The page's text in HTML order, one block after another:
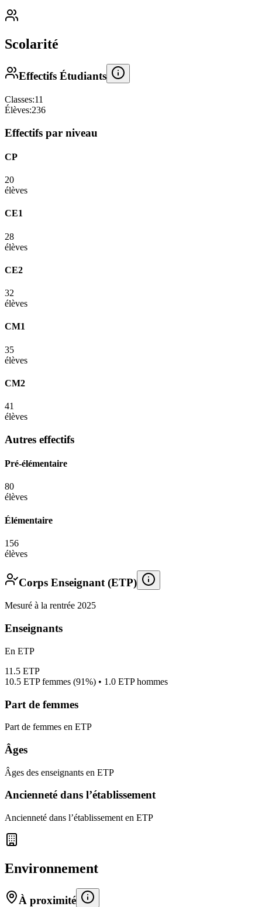
Scolarité
Effectifs Étudiants
Classes:11
Élèves:236
Effectifs par niveau
CP
20
élèves
CE1
28
élèves
CE2
32
élèves
CM1
35
élèves
CM2
41
élèves
Autres effectifs
Pré-élémentaire
80
élèves
Élémentaire
156
élèves
Corps Enseignant (ETP)
Mesuré à la rentrée 2025
Enseignants
En ETP
11.5 ETP
10.5 ETP femmes (91%) • 1.0 ETP hommes
Part de femmes
Part de femmes en ETP
Âges
Âges des enseignants en ETP
Ancienneté dans l’établissement
Ancienneté dans l’établissement en ETP
Environnement
À proximité